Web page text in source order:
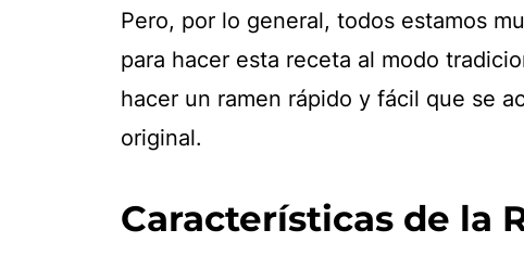
Pero, por lo general, todos estamos
para hacer esta receta al modo
hacer un ramen rápido y fácil que se
original.
Características de la